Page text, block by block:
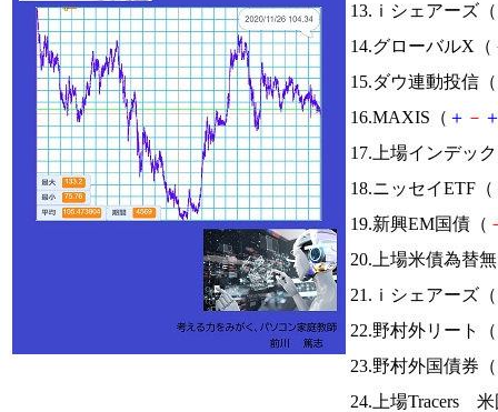
13.ｉシェアーズ（
14.グローバルX（
15.ダウ連動投信（
16.MAXIS（ ＋ －
17.上場インデッ
18.ニッセイETF（
19.新興EM国債（
20.上場米債為替
21.ｉシェアーズ（
22.野村外リート（
23.野村外国債券（
24.上場Tracers